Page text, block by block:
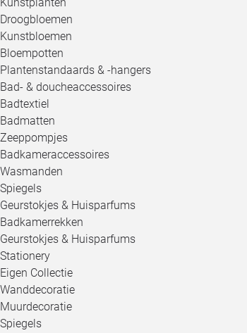
Droogbloemen
Kunstbloemen
Bloempotten
Plantenstandaards & -hangers
Bad- & doucheaccessoires
Badtextiel
Badmatten
Zeeppompjes
Badkameraccessoires
Wasmanden
Spiegels
Geurstokjes & Huisparfums
Badkamerrekken
Geurstokjes & Huisparfums
Stationery
Eigen Collectie
Wanddecoratie
Muurdecoratie
Spiegels